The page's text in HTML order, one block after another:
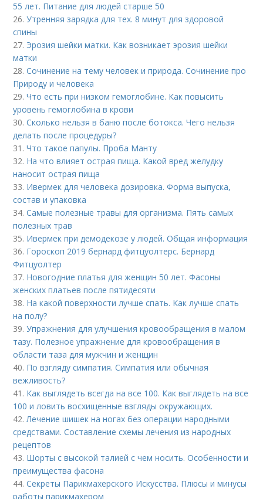
55 лет. Питание для людей старше 50
26.Утренняя зарядка для тех. 8 минут для здоровой
спины
27. Эрозия шейки матки. Как возникает эрозия шейки
матки
28.Сочинение на тему человек и природа. Сочинение про
Природу и человека
29.Что есть при низком гемоглобине. Как повысить
уровень гемоглобина в крови
30.Сколько нельзя в баню после ботокса. Чего нельзя
делать после процедуры?
31.Что такое папулы. Проба Манту
32. На что влияет острая пища. Какой вред желудку
наносит острая пища
33. Ивермек для человека дозировка. Форма выпуска,
состав и упаковка
34.Самые полезные травы для организма. Пять самых
полезных трав
35. Ивермек при демодекозе у людей. Общая информация
36. Гороскоп 2019 бернард фитцуолтерс. Бернард
Фитцуолтер
37. Новогодние платья для женщин 50 лет. Фасоны
женских платьев после пятидесяти
38. На какой поверхности лучше спать. Как лучше спать
на полу?
39.Упражнения для улучшения кровообращения в малом
тазу. Полезное упражнение для кровообращения в
области таза для мужчин и женщин
40. По взгляду симпатия. Симпатия или обычная
вежливость?
41. Как выглядеть всегда на все 100. Как выглядеть на все
100 и ловить восхищенные взгляды окружающих.
42.Лечение шишек на ногах без операции народными
средствами. Составление схемы лечения из народных
рецептов
43. Шорты с высокой талией с чем носить. Особенности и
преимущества фасона
44.Секреты Парикмахерского Искусства. Плюсы и минусы
работы парикмахером